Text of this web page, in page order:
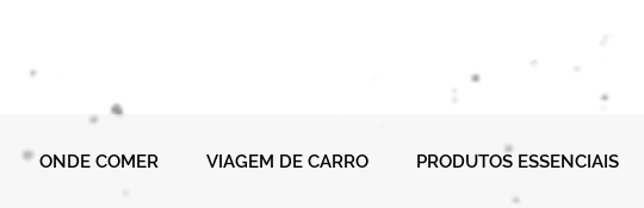
MONTAGEM MOTORHOME
ONDE COMER VIAGEM DE CARRO PRODUTOS ESSENCIAIS